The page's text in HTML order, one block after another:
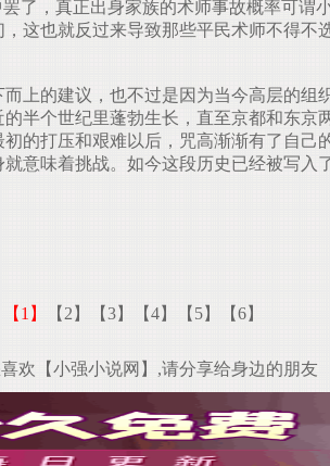
了，真正出身家族的术师事故概率可谓
这也就反过来导致那些平民术师不得
的建议，也不过是因为当今高层的组
半个世纪里蓬勃生长，直至京都和东
的打压和艰难以后，咒高渐渐有了自
意味着挑战。如今这段历史已经被写
【1】 【2】 【3】 【4】 【5】 【6】
欢【小强小说网】,请分享给身边的朋友